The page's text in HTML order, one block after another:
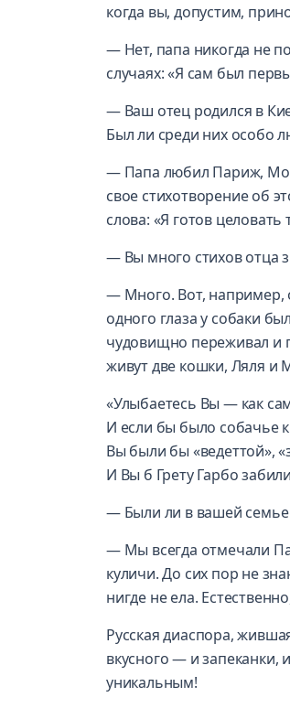
когда вы, допустим,
— Нет, папа никогда не
случаях: «Я сам был
— Ваш отец родился в
Был ли среди них особо
— Папа любил Париж,
свое стихотворение об
слова: «Я готов
— Вы много стихов отца
— Много. Вот, например,
одного глаза у собаки
чудовищно переживал и
живут две кошки, Ляля и
«Улыбаетесь Вы — как
И если бы было собачье
Вы были бы «ведеттой»,
И Вы б Грету Гарбо
— Были ли в вашей семье
— Мы всегда отмечали
куличи. До сих пор не
нигде не ела.
Русская диаспора,
вкусного — и запеканки,
уникальным!